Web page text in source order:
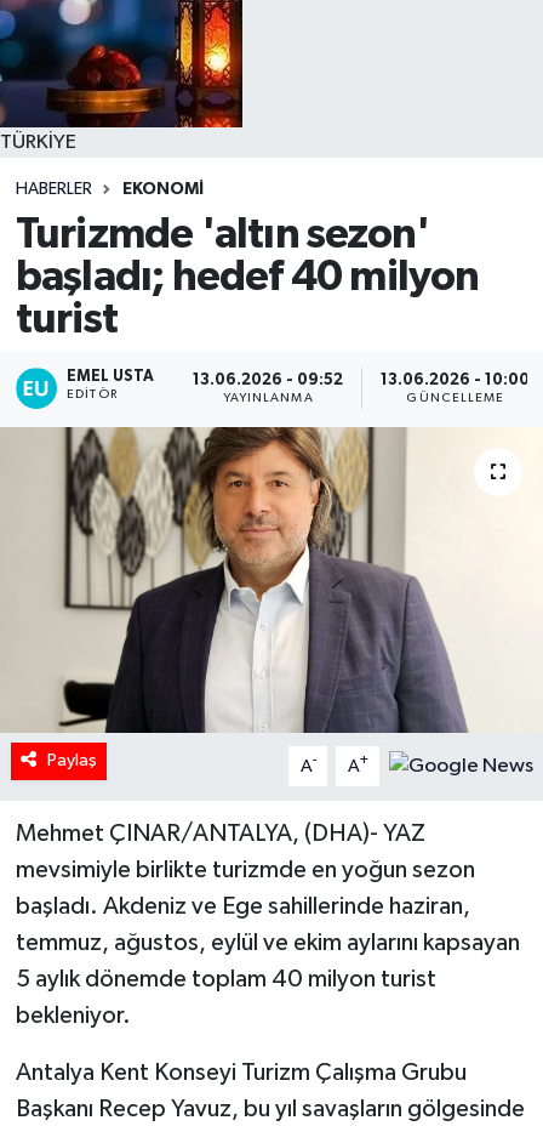
TÜRKİYE
HABERLER EKONOMİ
Turizmde 'altın sezon'
başladı; hedef 40 milyon
turist
EMEL USTA
EDITÖR
13.06.2026 - 09:52
YAYINLANMA
13.06.2026 - 10:00
GÜNCELLEME
Paylaş A- A+
Mehmet ÇINAR/ANTALYA, (DHA)- YAZ
mevsimiyle birlikte turizmde en yoğun sezon
başladı. Akdeniz ve Ege sahillerinde haziran,
temmuz, ağustos, eylül ve ekim aylarını kapsayan
5 aylık dönemde toplam 40 milyon turist
bekleniyor.
Antalya Kent Konseyi Turizm Çalışma Grubu
Başkanı Recep Yavuz, bu yıl savaşların gölgesinde